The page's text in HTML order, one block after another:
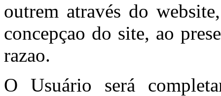
outrem através do
concepçao do site, ao
razao.
O Usuário será